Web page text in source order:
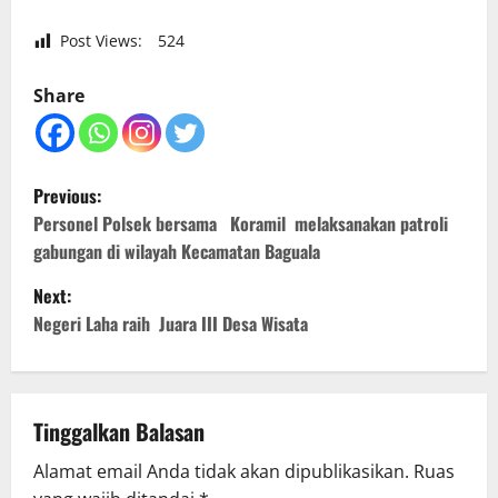
Post Views: 524
Share
P
o
s
t
n
a
v
Previous:
Personel Polsek bersama Koramil melaksanakan patroli
gabungan di wilayah Kecamatan Baguala
Next:
Negeri Laha raih Juara III Desa Wisata
Tinggalkan Balasan
Alamat email Anda tidak akan dipublikasikan. Ruas